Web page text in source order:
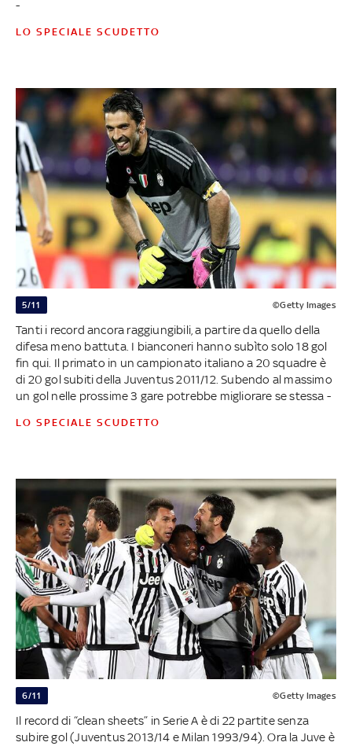
-
LO SPECIALE SCUDETTO
5/11 ©Getty Images
Tanti i record ancora raggiungibili, a partire da quello della
difesa meno battuta. I bianconeri hanno subìto solo 18 gol
fin qui. Il primato in un campionato italiano a 20 squadre è
di 20 gol subiti della Juventus 2011/12. Subendo al massimo
un gol nelle prossime 3 gare potrebbe migliorare se stessa -
LO SPECIALE SCUDETTO
6/11 ©Getty Images
Il record di “clean sheets” in Serie A è di 22 partite senza
subire gol (Juventus 2013/14 e Milan 1993/94). Ora la Juve è